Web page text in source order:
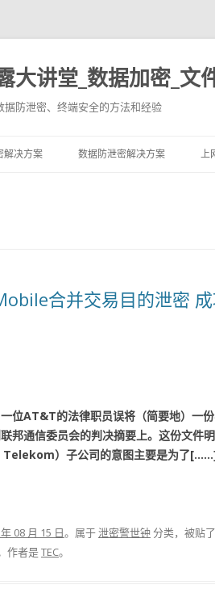
大讲堂_数据加密_文
据防泄密、终端安全的方法和经验
解决方案 数据防泄密解决方案 上
合并交易目的泄密
位AT&T的法律职员误将（简要地）
邦通信委员会的判决摘要上。这份文件
）子公司的意图主要是为了
08 月 15 日。属于泄密警世钟 分类，被贴了
作者是TEC。